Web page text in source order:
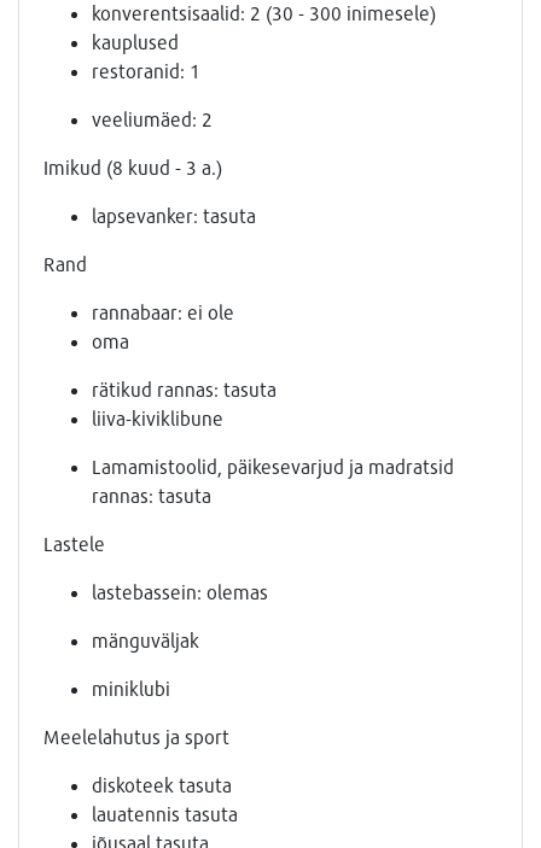
konverentsisaalid: 2 (30 - 300 inimesele)
kauplused
restoranid: 1
veeliumäed: 2
Imikud (8 kuud - 3 a.)
lapsevanker: tasuta
Rand
rannabaar: ei ole
oma
rätikud rannas: tasuta
liiva-kiviklibune
Lamamistoolid, päikesevarjud ja madratsid
rannas: tasuta
Lastele
lastebassein: olemas
mänguväljak
miniklubi
Meelelahutus ja sport
diskoteek tasuta
lauatennis tasuta
jõusaal tasuta